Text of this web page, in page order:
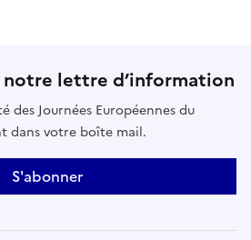
notre lettre d’information
des Journées Européennes du
dans votre boîte mail.
S'abonner